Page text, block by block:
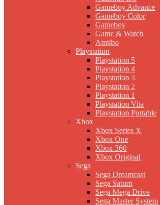
Gameboy Advance
Gameboy Color
Gameboy
Game & Watch
Amiibo
Playstation
Playstation 5
Playstation 4
Playstation 3
Playstation 2
Playstation 1
Playstation Vita
Playstation Portable
Xbox
Xbox Series X
Xbox One
Xbox 360
Xbox Original
Sega
Sega Dreamcast
Sega Saturn
Sega Mega Drive
Sega Master System